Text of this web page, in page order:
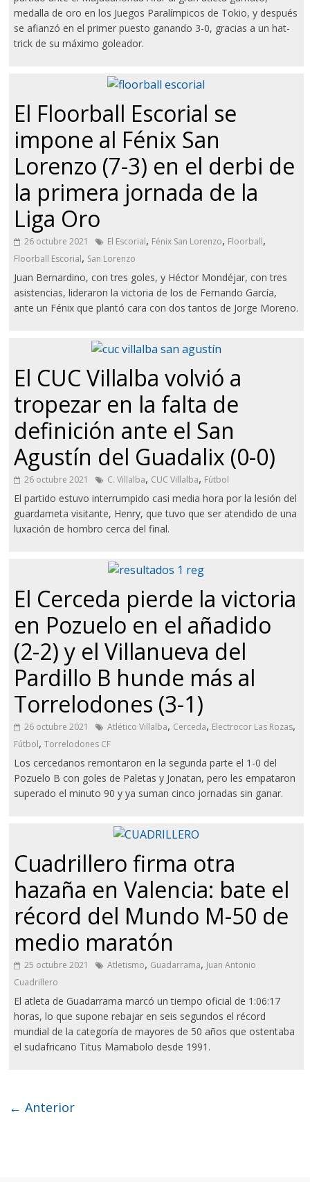
medalla de oro en los Juegos Paralímpicos de Tokio, y después
se afianzó en el primer puesto ganando 3-0, gracias a un hat-
trick de su máximo goleador.
El Floorball Escorial se
impone al Fénix San
Lorenzo (7-3) en el derbi de
la primera jornada de la
Liga Oro
26 octubre 2021 El Escorial, Fénix San Lorenzo, Floorball,
Floorball Escorial, San Lorenzo
Juan Bernardino, con tres goles, y Héctor Mondéjar, con tres
asistencias, lideraron la victoria de los de Fernando García,
ante un Fénix que plantó cara con dos tantos de Jorge Moreno.
El CUC Villalba volvió a
tropezar en la falta de
definición ante el San
Agustín del Guadalix (0-0)
26 octubre 2021 C. Villalba, CUC Villalba, Fútbol
El partido estuvo interrumpido casi media hora por la lesión del
guardameta visitante, Henry, que tuvo que ser atendido de una
luxación de hombro cerca del final.
El Cerceda pierde la victoria
en Pozuelo en el añadido
(2-2) y el Villanueva del
Pardillo B hunde más al
Torrelodones (3-1)
26 octubre 2021 Atlético Villalba, Cerceda, Electrocor Las Rozas,
Fútbol,Torrelodones CF
Los cercedanos remontaron en la segunda parte el 1-0 del
Pozuelo B con goles de Paletas y Jonatan, pero les empataron
superado el minuto 90 y ya suman cinco jornadas sin ganar.
Cuadrillero firma otra
hazaña en Valencia: bate el
récord del Mundo M-50 de
medio maratón
25 octubre 2021 Atletismo, Guadarrama, Juan Antonio
Cuadrillero
El atleta de Guadarrama marcó un tiempo oficial de 1:06:17
horas, lo que supone rebajar en seis segundos el récord
mundial de la categoría de mayores de 50 años que ostentaba
el sudafricano Titus Mamabolo desde 1991.
← Anterior